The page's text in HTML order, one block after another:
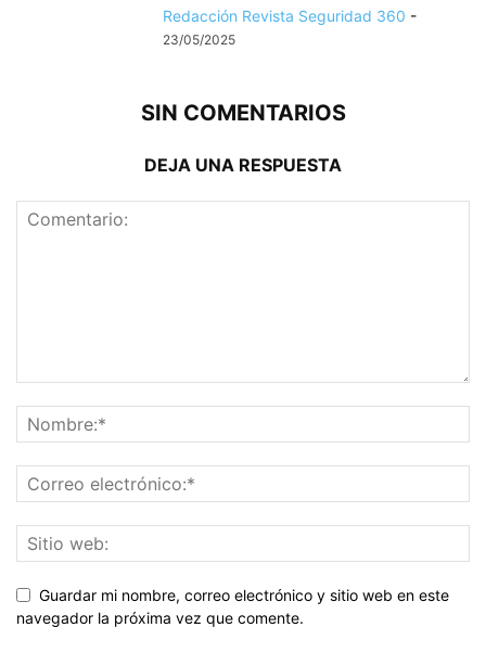
Redacción Revista Seguridad 360 -
23/05/2025
SIN COMENTARIOS
DEJA UNA RESPUESTA
Guardar mi nombre, correo electrónico y sitio web en este
navegador la próxima vez que comente.